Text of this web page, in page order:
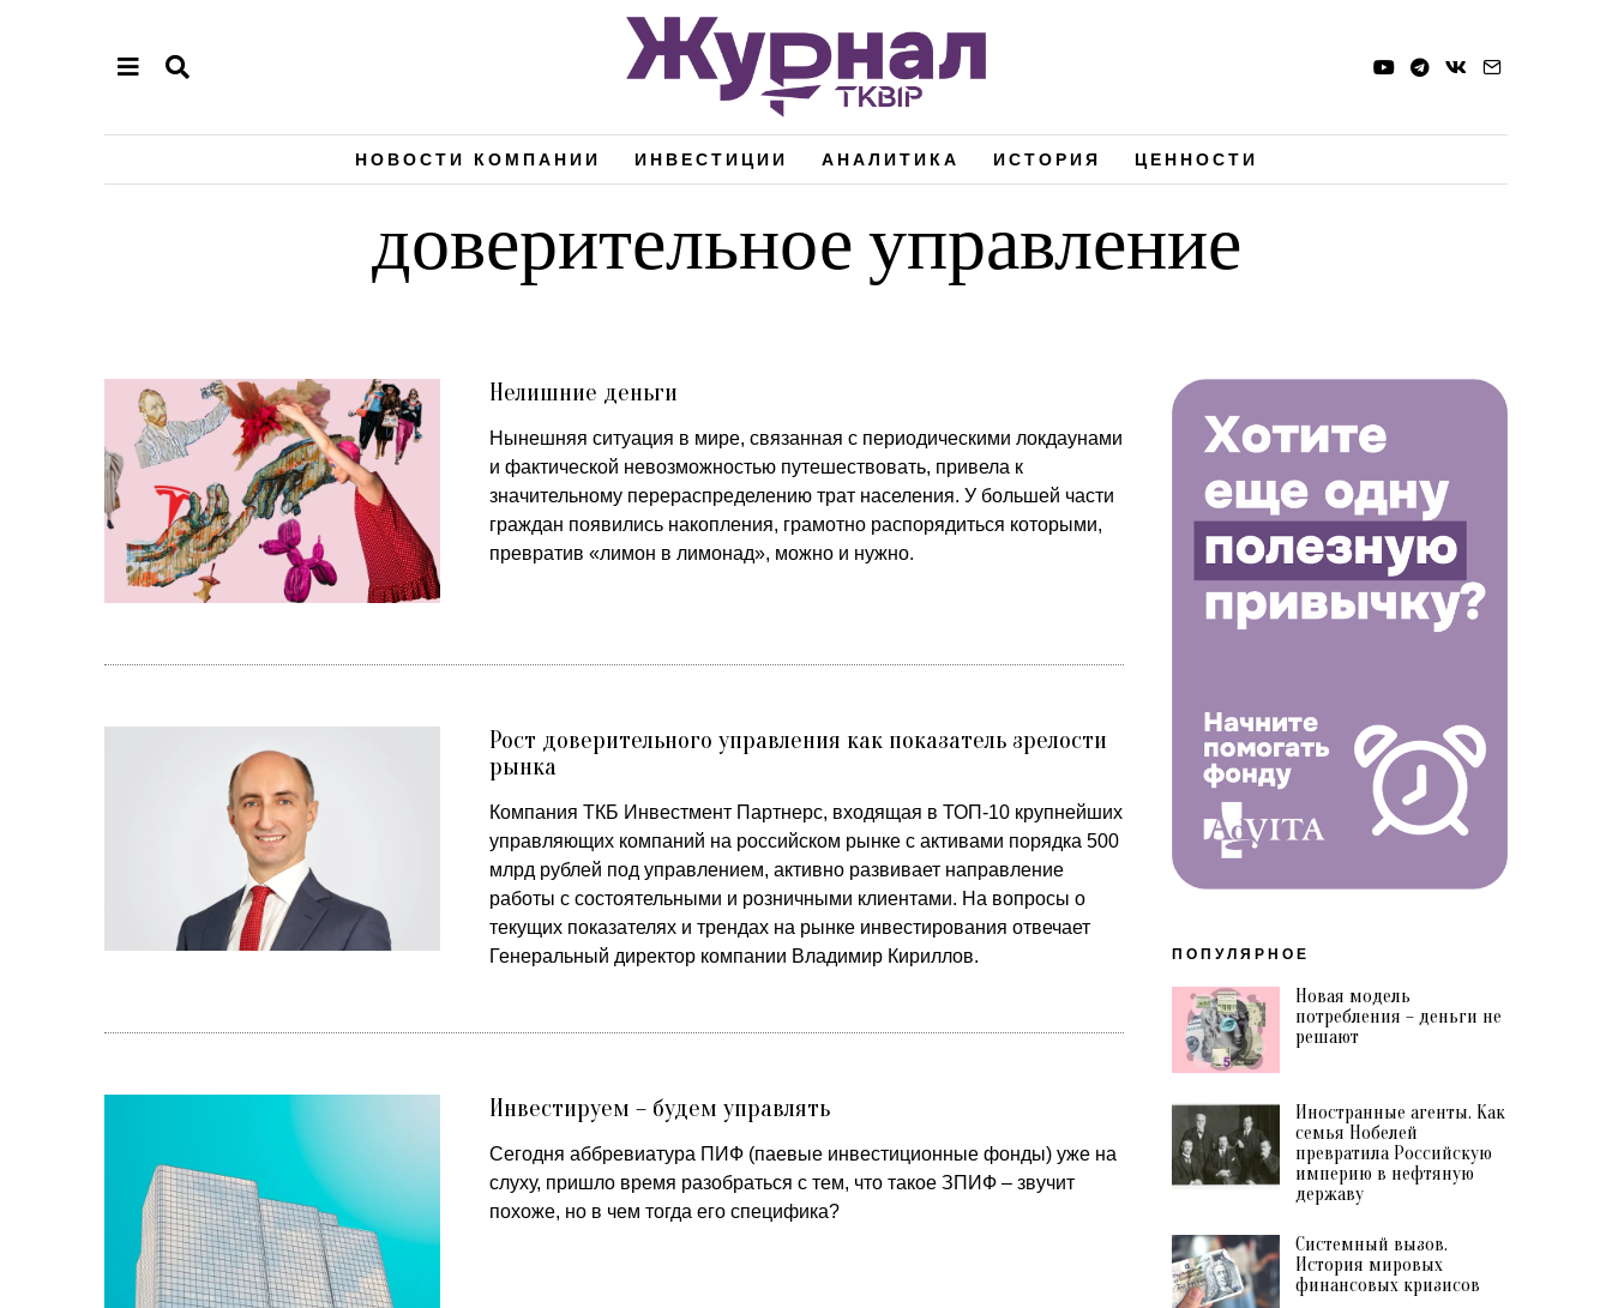
НОВОСТИ КОМПАНИИ ИНВЕСТИЦИИ АНАЛИТИКА ИСТОРИЯ ЦЕННОСТИ
доверительное управление
Нелишние деньги
Нынешняя ситуация в мире, связанная с периодическими локдаунами
и фактической невозможностью путешествовать, привела к
значительному перераспределению трат населения. У большей части
граждан появились накопления, грамотно распорядиться которыми,
превратив «лимон в лимонад», можно и нужно.
Рост доверительного управления как показатель зрелости
рынка
Компания ТКБ Инвестмент Партнерс, входящая в ТОП-10 крупнейших
управляющих компаний на российском рынке с активами порядка 500
млрд рублей под управлением, активно развивает направление
работы с состоятельными и розничными клиентами. На вопросы о
текущих показателях и трендах на рынке инвестирования отвечает
Генеральный директор компании Владимир Кириллов.
Инвестируем – будем управлять
Сегодня аббревиатура ПИФ (паевые инвестиционные фонды) уже на
слуху, пришло время разобраться с тем, что такое ЗПИФ – звучит
похоже, но в чем тогда его специфика?
ПОПУЛЯРНОЕ
Новая модель
потребления – деньги не
решают
Иностранные агенты. Как
семья Нобелей
превратила Российскую
империю в нефтяную
державу
Системный вызов.
История мировых
финансовых кризисов